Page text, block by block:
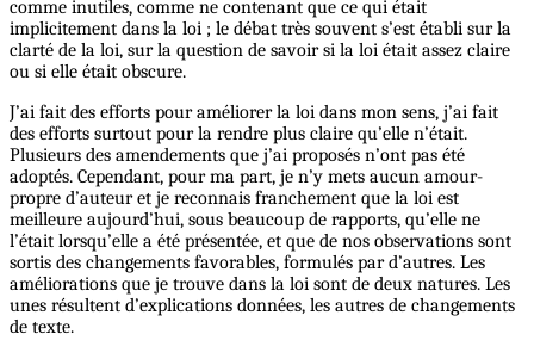
comme inutiles, comme ne contenant que ce qui était
implicitement dans la loi ; le débat très souvent s’est établi sur la
clarté de la loi, sur la question de savoir si la loi était assez claire
ou si elle était obscure.
J’ai fait des efforts pour améliorer la loi dans mon sens, j’ai fait
des efforts surtout pour la rendre plus claire qu’elle n’était.
Plusieurs des amendements que j’ai proposés n’ont pas été
adoptés. Cependant, pour ma part, je n’y mets aucun amour-
propre d’auteur et je reconnais franchement que la loi est
meilleure aujourd’hui, sous beaucoup de rapports, qu’elle ne
l’était lorsqu’elle a été présentée, et que de nos observations sont
sortis des changements favorables, formulés par d’autres. Les
améliorations que je trouve dans la loi sont de deux natures. Les
unes résultent d’explications données, les autres de changements
de texte.